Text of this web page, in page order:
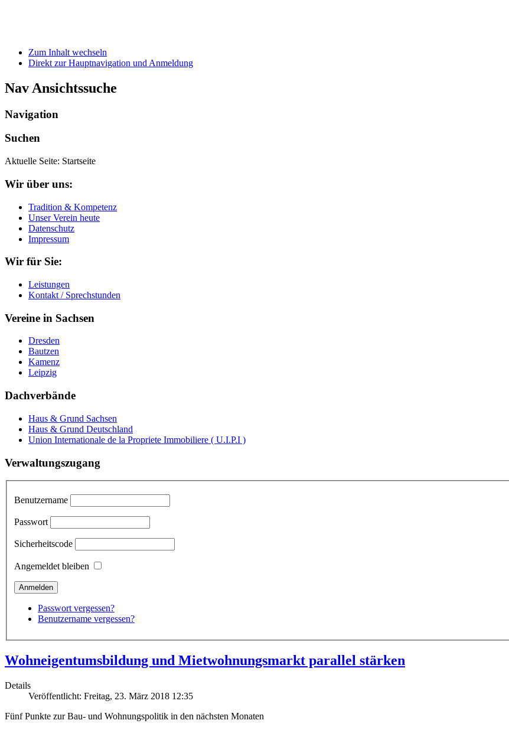
Zum Inhalt wechseln
Direkt zur Hauptnavigation und Anmeldung
Nav Ansichtssuche
Navigation
Suchen
Aktuelle Seite: Startseite
Wir über uns:
Tradition & Kompetenz
Unser Verein heute
Datenschutz
Impressum
Wir für Sie:
Leistungen
Kontakt / Sprechstunden
Vereine in Sachsen
Dresden
Bautzen
Kamenz
Leipzig
Dachverbände
Haus & Grund Sachsen
Haus & Grund Deutschland
Union Internationale de la Propriete Immobiliere ( U.I.P.I )
Verwaltungszugang
Benutzername
Passwort
Sicherheitscode
Angemeldet bleiben
Passwort vergessen?
Benutzername vergessen?
Wohneigentumsbildung und Mietwohnungsmarkt parallel stärken
Details
Veröffentlicht: Freitag, 23. März 2018 12:35
Fünf Punkte zur Bau- und Wohnungspolitik in den nächsten Monaten